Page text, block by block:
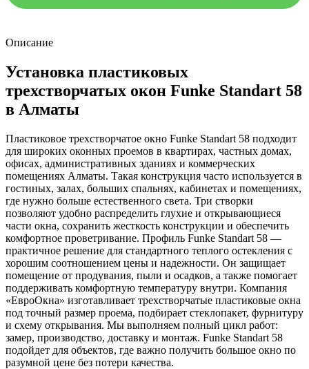
Описание
Установка пластиковых
трехстворчатых окон Funke Standart 58
в Алматы
Пластиковое трехстворчатое окно Funke Standart 58 подходит
для широких оконных проемов в квартирах, частных домах,
офисах, административных зданиях и коммерческих
помещениях Алматы. Такая конструкция часто используется в
гостиных, залах, больших спальнях, кабинетах и помещениях,
где нужно больше естественного света. Три створки
позволяют удобно распределить глухие и открывающиеся
части окна, сохранить жесткость конструкции и обеспечить
комфортное проветривание. Профиль Funke Standart 58 —
практичное решение для стандартного теплого остекления с
хорошим соотношением цены и надежности. Он защищает
помещение от продувания, пыли и осадков, а также помогает
поддерживать комфортную температуру внутри. Компания
«ЕвроОкна» изготавливает трехстворчатые пластиковые окна
под точный размер проема, подбирает стеклопакет, фурнитуру
и схему открывания. Мы выполняем полный цикл работ:
замер, производство, доставку и монтаж. Funke Standart 58
подойдет для объектов, где важно получить большое окно по
разумной цене без потери качества.